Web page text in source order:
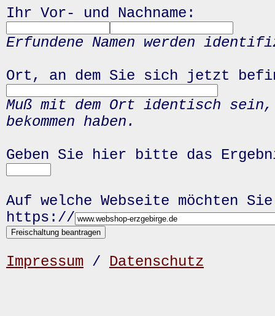
Ihr Vor- und Nachname:
Erfundene Namen werden
Ort, an dem Sie sich jetzt
Muß mit dem Ort identisch
bekommen haben.
Geben Sie hier bitte das
Auf welche Webseite möchten
https://
Impressum / Datenschutz